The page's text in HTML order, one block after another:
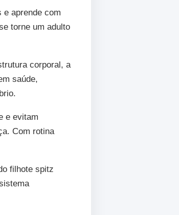
aprende com
torne um adulto
corporal, a
saúde,
e evitam
Com rotina
filhote spitz